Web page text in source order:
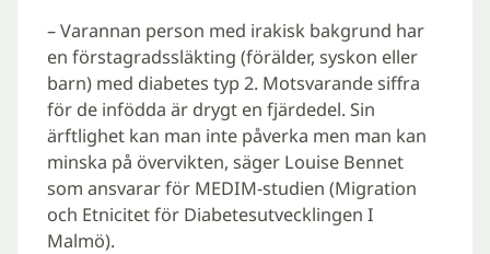
– Varannan person med irakisk bakgrund har
en förstagradssläkting (förälder, syskon eller
barn) med diabetes typ 2. Motsvarande siffra
för de infödda är drygt en fjärdedel. Sin
ärftlighet kan man inte påverka men man kan
minska på övervikten, säger Louise Bennet
som ansvarar för MEDIM-studien (Migration
och Etnicitet för Diabetesutvecklingen I
Malmö).